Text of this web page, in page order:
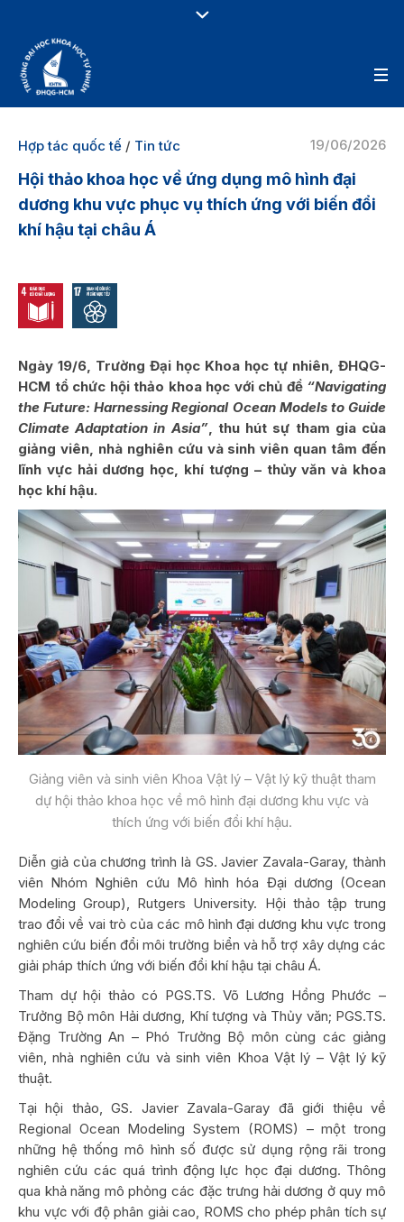
19/06/2026
Hợp tác quốc tế / Tin tức
Hội thảo khoa học về ứng dụng mô hình đại
dương khu vực phục vụ thích ứng với biến đổi
khí hậu tại châu Á
Ngày 19/6, Trường Đại học Khoa học tự nhiên, ĐHQG-
HCM tổ chức hội thảo khoa học với chủ đề “Navigating
the Future: Harnessing Regional Ocean Models to Guide
Climate Adaptation in Asia”, thu hút sự tham gia của
giảng viên, nhà nghiên cứu và sinh viên quan tâm đến
lĩnh vực hải dương học, khí tượng – thủy văn và khoa
học khí hậu.
Giảng viên và sinh viên Khoa Vật lý – Vật lý kỹ thuật tham
dự hội thảo khoa học về mô hình đại dương khu vực và
thích ứng với biến đổi khí hậu.
Diễn giả của chương trình là GS. Javier Zavala-Garay, thành
viên Nhóm Nghiên cứu Mô hình hóa Đại dương (Ocean
Modeling Group), Rutgers University. Hội thảo tập trung
trao đổi về vai trò của các mô hình đại dương khu vực trong
nghiên cứu biến đổi môi trường biển và hỗ trợ xây dựng các
giải pháp thích ứng với biến đổi khí hậu tại châu Á.
Tham dự hội thảo có PGS.TS. Võ Lương Hồng Phước –
Trưởng Bộ môn Hải dương, Khí tượng và Thủy văn; PGS.TS.
Đặng Trường An – Phó Trưởng Bộ môn cùng các giảng
viên, nhà nghiên cứu và sinh viên Khoa Vật lý – Vật lý kỹ
thuật.
Tại hội thảo, GS. Javier Zavala-Garay đã giới thiệu về
Regional Ocean Modeling System (ROMS) – một trong
những hệ thống mô hình số được sử dụng rộng rãi trong
nghiên cứu các quá trình động lực học đại dương. Thông
qua khả năng mô phỏng các đặc trưng hải dương ở quy mô
khu vực với độ phân giải cao, ROMS cho phép phân tích sự